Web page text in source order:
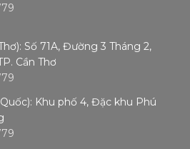
Số 71A, Đường 3 Tháng 2,
Cần Thơ
Khu phố 4, Đặc khu Phú